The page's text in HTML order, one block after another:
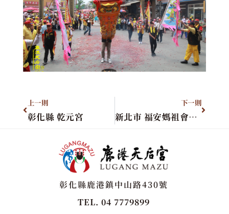
上一則
彰化縣 乾元宮
下一則
新北市 福安媽祖會進香團
彰化縣鹿港鎮中山路430號
TEL. 04 7779899